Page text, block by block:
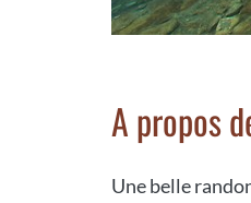
A propos
Une belle